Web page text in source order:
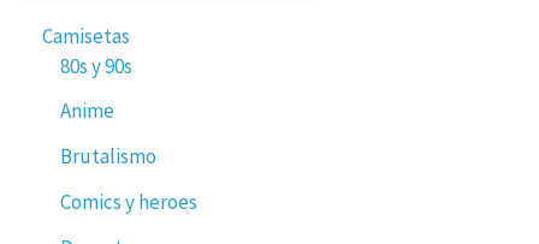
Camisetas
80s y 90s
Anime
Brutalismo
Comics y heroes